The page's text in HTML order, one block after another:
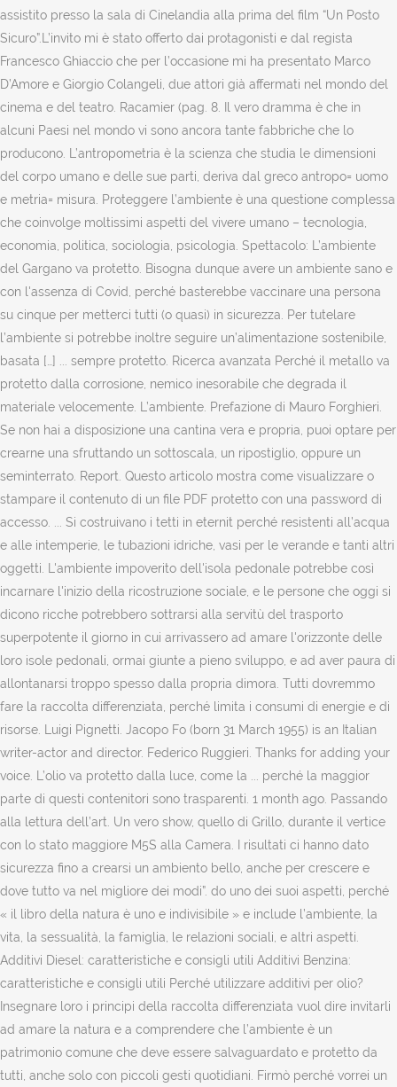
assistito presso la sala di Cinelandia alla prima del film “Un Posto
Sicuro”.L’invito mi è stato offerto dai protagonisti e dal regista
Francesco Ghiaccio che per l’occasione mi ha presentato Marco
D’Amore e Giorgio Colangeli, due attori già affermati nel mondo del
cinema e del teatro. Racamier (pag. 8. Il vero dramma è che in
alcuni Paesi nel mondo vi sono ancora tante fabbriche che lo
producono. L’antropometria è la scienza che studia le dimensioni
del corpo umano e delle sue parti, deriva dal greco antropo= uomo
e metria= misura. Proteggere l’ambiente è una questione complessa
che coinvolge moltissimi aspetti del vivere umano – tecnologia,
economia, politica, sociologia, psicologia. Spettacolo: L’ambiente
del Gargano va protetto. Bisogna dunque avere un ambiente sano e
con l'assenza di Covid, perché basterebbe vaccinare una persona
su cinque per metterci tutti (o quasi) in sicurezza. Per tutelare
l’ambiente si potrebbe inoltre seguire un’alimentazione sostenibile,
basata […] ... sempre protetto. Ricerca avanzata Perché il metallo va
protetto dalla corrosione, nemico inesorabile che degrada il
materiale velocemente. L’ambiente. Prefazione di Mauro Forghieri.
Se non hai a disposizione una cantina vera e propria, puoi optare per
crearne una sfruttando un sottoscala, un ripostiglio, oppure un
seminterrato. Report. Questo articolo mostra come visualizzare o
stampare il contenuto di un file PDF protetto con una password di
accesso. ... Si costruivano i tetti in eternit perché resistenti all’acqua
e alle intemperie, le tubazioni idriche, vasi per le verande e tanti altri
oggetti. L'ambiente impoverito dell'isola pedonale potrebbe così
incarnare l'inizio della ricostruzione sociale, e le persone che oggi si
dicono ricche potrebbero sottrarsi alla servitù del trasporto
superpotente il giorno in cui arrivassero ad amare l'orizzonte delle
loro isole pedonali, ormai giunte a pieno sviluppo, e ad aver paura di
allontanarsi troppo spesso dalla propria dimora. Tutti dovremmo
fare la raccolta differenziata, perché limita i consumi di energie e di
risorse. Luigi Pignetti. Jacopo Fo (born 31 March 1955) is an Italian
writer-actor and director. Federico Ruggieri. Thanks for adding your
voice. L’olio va protetto dalla luce, come la ... perché la maggior
parte di questi contenitori sono trasparenti. 1 month ago. Passando
alla lettura dell’art. Un vero show, quello di Grillo, durante il vertice
con lo stato maggiore M5S alla Camera. I risultati ci hanno dato
sicurezza fino a crearsi un ambiento bello, anche per crescere e
dove tutto va nel migliore dei modi”. do uno dei suoi aspetti, perché
« il libro della natura è uno e indivisibile » e include l’ambiente, la
vita, la sessualità, la famiglia, le relazioni sociali, e altri aspetti.
Additivi Diesel: caratteristiche e consigli utili Additivi Benzina:
caratteristiche e consigli utili Perché utilizzare additivi per olio?
Insegnare loro i principi della raccolta differenziata vuol dire invitarli
ad amare la natura e a comprendere che l’ambiente è un
patrimonio comune che deve essere salvaguardato e protetto da
tutti, anche solo con piccoli gesti quotidiani. Firmò perché vorrei un